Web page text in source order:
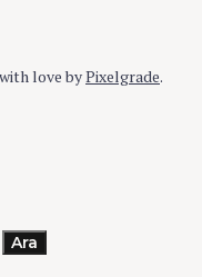
love byPixelgrade.
Ara